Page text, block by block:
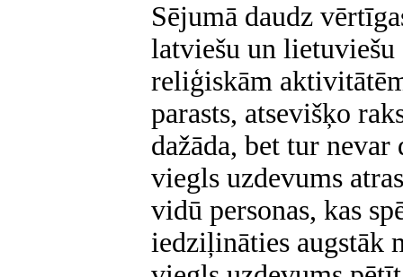
Sējumā daudz
latviešu un
reliģiskām
parasts, atsevišķo
dažāda, bet tur
viegls uzdevums
vidū personas, kas
iedziļināties augstāk